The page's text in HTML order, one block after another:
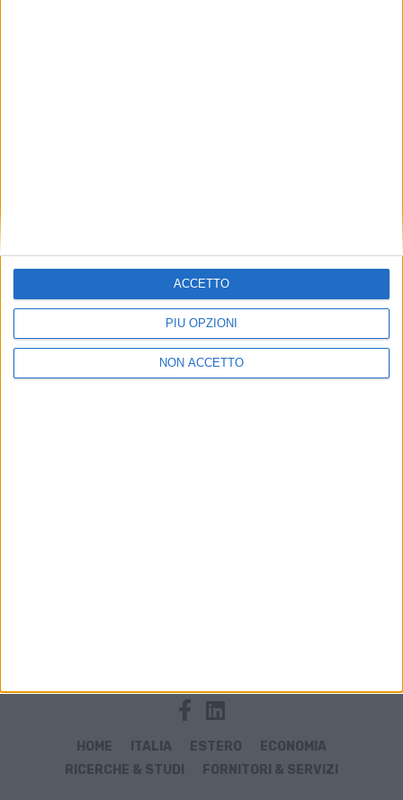
PIÙ OPZIONI
NON ACCETTO
ACCETTO
HOME ITALIA ESTERO
ECONOMIA
RICERCHE & STUDI
FORNITORI & SERVIZI